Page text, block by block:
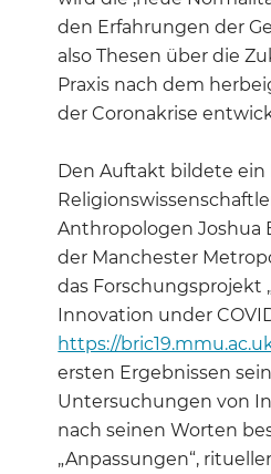
den Erfahrungen der
also Thesen über die
Praxis nach dem
der Coronakrise
Den Auftakt bildete
Anthropologen Joshua
der Manchester
das Forschungsprojekt
Innovation under
https://
ersten Ergebnissen
Untersuchungen von
nach seinen Worten
„Anpassungen“,